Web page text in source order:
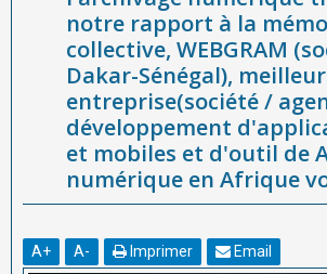
à Dakar-Sénégal), meilleure
développement d'applications web et
Archivage numérique en Afrique vous
notre rapport à la
collective, WEBGRAM
Dakar-Sénégal),
entreprise(société /
développement
et mobiles et d'outil de
numérique en Afrique
A+ A- Imprimer Email